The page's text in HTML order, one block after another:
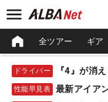
全ツアー ギア
ドライバー
性能早見表 最新アイア